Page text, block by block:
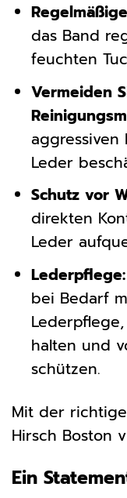
das Band
feuchten
Vermeiden
aggressiven
Leder
Schutz vor
direkten
Leder
Lederpflege:
bei Bedarf
halten und
schützen.
Mit der
Hirsch Boston
Ein